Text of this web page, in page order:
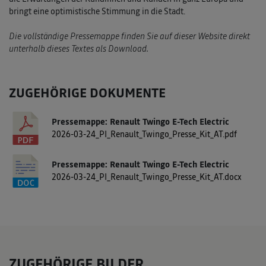
bringt eine optimistische Stimmung in die Stadt.
Die vollständige Pressemappe finden Sie auf dieser Website direkt
unterhalb dieses Textes als Download.
ZUGEHÖRIGE DOKUMENTE
Pressemappe: Renault Twingo E-Tech Electric
2026-03-24_PI_Renault_Twingo_Presse_Kit_AT.pdf
Pressemappe: Renault Twingo E-Tech Electric
2026-03-24_PI_Renault_Twingo_Presse_Kit_AT.docx